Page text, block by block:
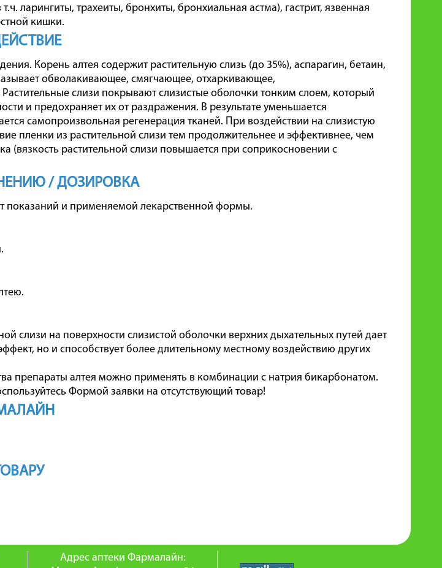
ларингиты, трахеиты, бронхиты, бронхиальная астма), гастрит, язвенная
кишки.
Корень алтея содержит растительную слизь (до 35%), аспарагин, бетаин,
обволакивающее, смягчающее, отхаркивающее,
слизи покрывают слизистые оболочки тонким слоем, который
и предохраняет их от раздражения. В результате уменьшается
самопроизвольная регенерация тканей. При воздействии на слизистую
пленки из растительной слизи тем продолжительнее и эффективнее, чем
(вязкость растительной слизи повышается при соприкосновении с
/ ДОЗИРОВКА
показаний и применяемой лекарственной формы.
слизи на поверхности слизистой оболочки верхних дыхательных путей дает
но и способствует более длительному местному воздействию других
препараты алтея можно применять в комбинации с натрия бикарбонатом.
Формой заявки на отсутствующий товар!
Адрес аптеки Фармалайн: